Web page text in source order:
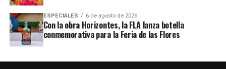
ESPECIALES 6 de agosto de 2026
Con la obra Horizontes, la FLA lanza botella
conmemorativa para la Feria de las Flores